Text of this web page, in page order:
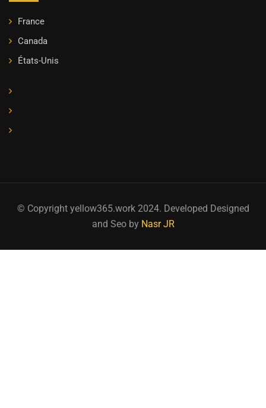
France
Canada
États-Unis
© Copyright yellow365.work 2024. Developed Designed
and Seo by Nasr JR